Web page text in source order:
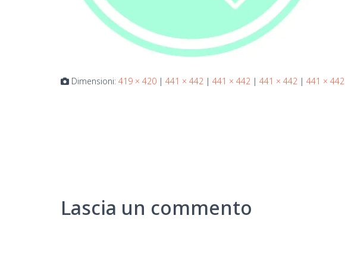
Dimensioni: 419 × 420 | 441 × 442 | 441 × 442 | 441 × 442 | 441 × 442
Lascia un commento